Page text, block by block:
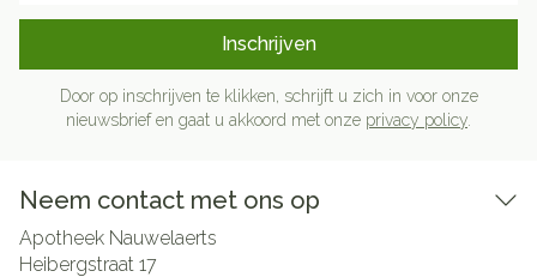
Inschrijven
Door op inschrijven te klikken, schrijft u zich in voor onze
nieuwsbrief en gaat u akkoord met onze privacy policy
Neem contact met ons op
Apotheek Nauwelaerts
Heibergstraat 17